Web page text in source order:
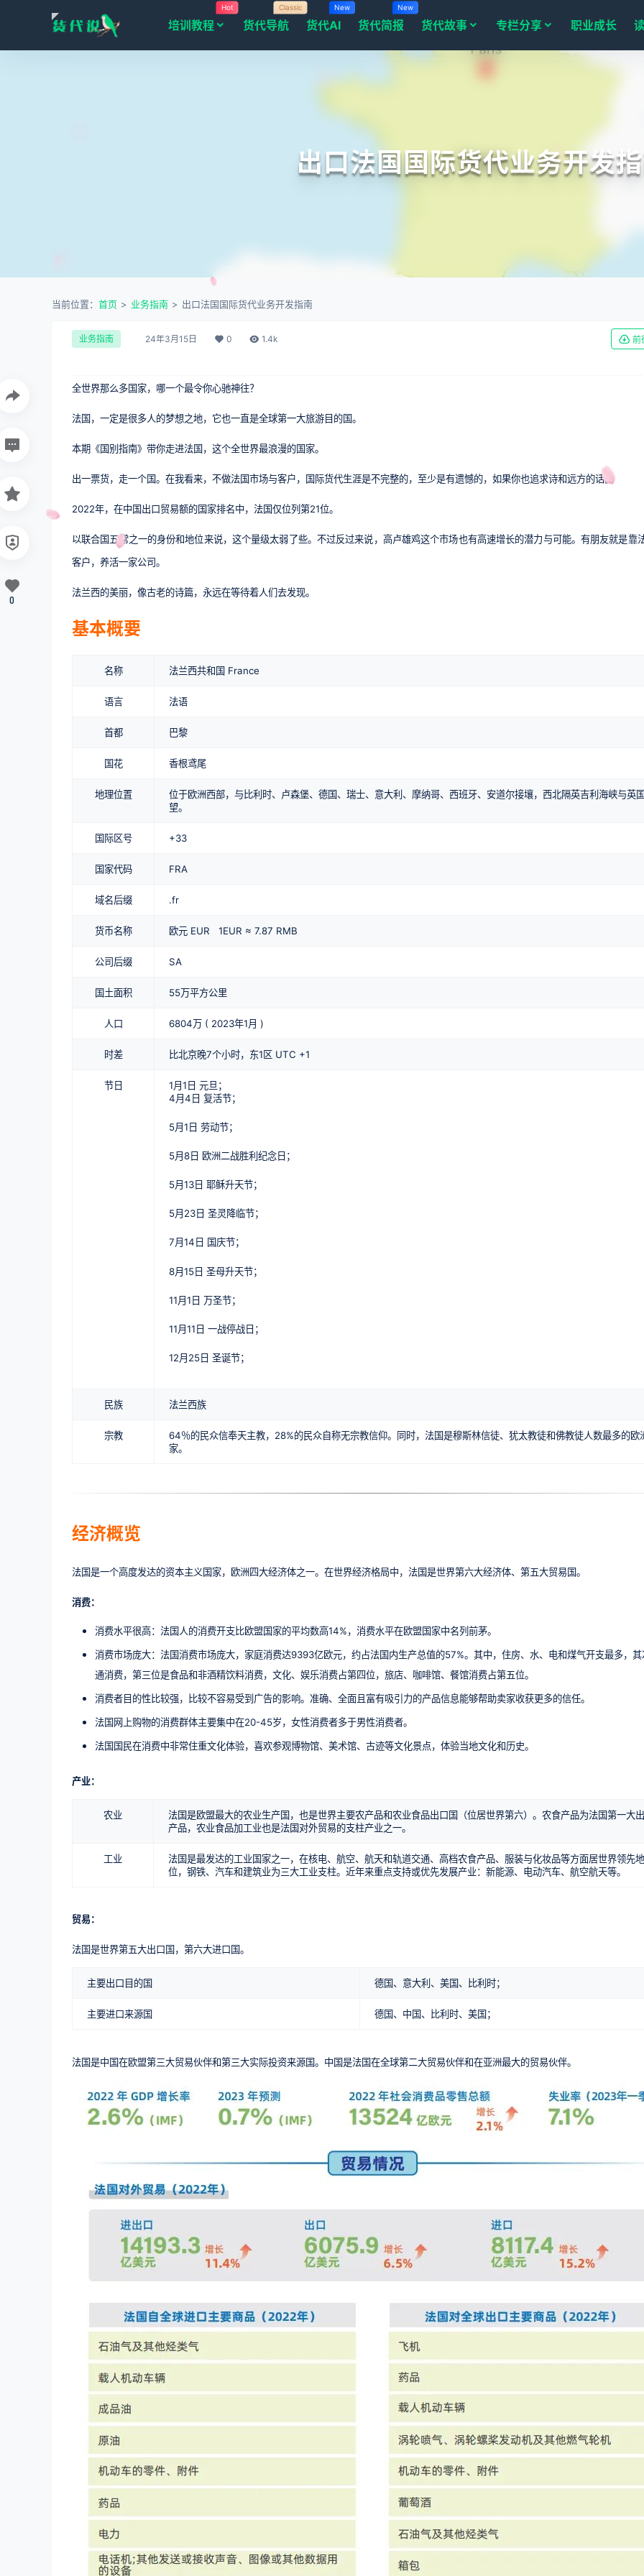
培训教程
Hot
货代导航
Classic
货代AI
New
货代简报
New
货代故事 专栏分享 职业成长
出口法国国际货代业务开发
当前位置： 首页 > 业务指南 > 出口法国国际货代业务开发指南
业务指南 24年3月15日 0 1.4k 前
全世界那么多国家，哪一个最令你心驰神往？
法国，一定是很多人的梦想之地，它也一直是全球第一大旅游目的国。
本期《国别指南》带你走进法国，这个全世界最浪漫的国家。
出一票货，走一个国。在我看来，不做法国市场与客户，国际货代生涯是不完整的，至少是有遗憾的，如果你也追求诗和远方的话。
2022年，在中国出口贸易额的国家排名中，法国仅位列第21位。
以联合国五常之一的身份和地位来说，这个量级太弱了些。不过反过来说，高卢雄鸡这个市场也有高速增长的潜力与可能。有朋友就是靠
客户，养活一家公司。
法兰西的美丽，像古老的诗篇，永远在等待着人们去发现。
基本概要
名称 法兰西共和国 France
语言 法语
首都 巴黎
国花 香根鸢尾
地理位置
位于欧洲西部，与比利时、卢森堡、德国、瑞士、意大利、摩纳哥、西班牙、安道尔接壤，西北隔英吉利海峡与英
望。
国际区号 +33
国家代码 FRA
域名后缀 .fr
货币名称 欧元 EUR 1EUR ≈ 7.87 RMB
公司后缀 SA
国土面积 55万平方公里
人口 6804万 ( 2023年1月 )
时差 比北京晚7个小时，东1区 UTC +1
节日
1月1日 元旦；
4月4日 复活节；
5月1日 劳动节；
5月8日 欧洲二战胜利纪念日；
5月13日 耶稣升天节；
5月23日 圣灵降临节；
7月14日 国庆节；
8月15日 圣母升天节；
11月1日 万圣节；
11月11日 一战停战日；
12月25日 圣诞节；
民族 法兰西族
宗教
64％的民众信奉天主教，28%的民众自称无宗教信仰。同时，法国是穆斯林信徒、犹太教徒和佛教徒人数最多的欧
家。
经济概览
法国是一个高度发达的资本主义国家，欧洲四大经济体之一。在世界经济格局中，法国是世界第六大经济体、第五大贸易国。
消费：
消费水平很高：法国人的消费开支比欧盟国家的平均数高14%，消费水平在欧盟国家中名列前茅。
消费市场庞大：法国消费市场庞大，家庭消费达9393亿欧元，约占法国内生产总值的57%。其中，住房、水、电和煤气开支最多，其
通消费，第三位是食品和非酒精饮料消费，文化、娱乐消费占第四位，旅店、咖啡馆、餐馆消费占第五位。
消费者目的性比较强，比较不容易受到广告的影响。准确、全面且富有吸引力的产品信息能够帮助卖家收获更多的信任。
法国网上购物的消费群体主要集中在20-45岁，女性消费者多于男性消费者。
法国国民在消费中非常住重文化体验，喜欢参观博物馆、美术馆、古迹等文化景点，体验当地文化和历史。
产业：
农业
法国是欧盟最大的农业生产国，也是世界主要农产品和农业食品出口国（位居世界第六）。农食产品为法国第一大
产品，农业食品加工业也是法国对外贸易的支柱产业之一。
工业
法国是最发达的工业国家之一，在核电、航空、航天和轨道交通、高档农食产品、服装与化妆品等方面居世界领先地
位，钢铁、汽车和建筑业为三大工业支柱。近年来重点支持或优先发展产业：新能源、电动汽车、航空航天等。
贸易：
法国是世界第五大出口国，第六大进口国。
主要出口目的国 德国、意大利、美国、比利时；
主要进口来源国 德国、中国、比利时、美国；
法国是中国在欧盟第三大贸易伙伴和第三大实际投资来源国。中国是法国在全球第二大贸易伙伴和在亚洲最大的贸易伙伴。
0